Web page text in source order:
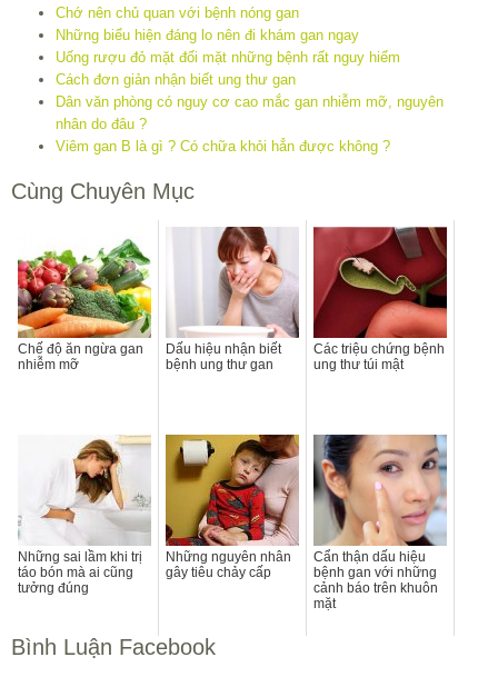
Chớ nên chủ quan với bệnh nóng gan
Những biểu hiện đáng lo nên đi khám gan ngay
Uống rượu đỏ mặt đối mặt những bệnh rất nguy hiểm
Cách đơn giản nhận biết ung thư gan
Dân văn phòng có nguy cơ cao mắc gan nhiễm mỡ, nguyên
nhân do đâu ?
Viêm gan B là gì ? Có chữa khỏi hẳn được không ?
Cùng Chuyên Mục
Chế độ ăn ngừa gan
nhiễm mỡ
Dấu hiệu nhận biết
bệnh ung thư gan
Các triệu chứng bệnh
ung thư túi mật
Những sai lầm khi trị
táo bón mà ai cũng
tưởng đúng
Những nguyên nhân
gây tiêu chảy cấp
Cẩn thận dấu hiệu
bệnh gan với những
cảnh báo trên khuôn
mặt
Bình Luận Facebook